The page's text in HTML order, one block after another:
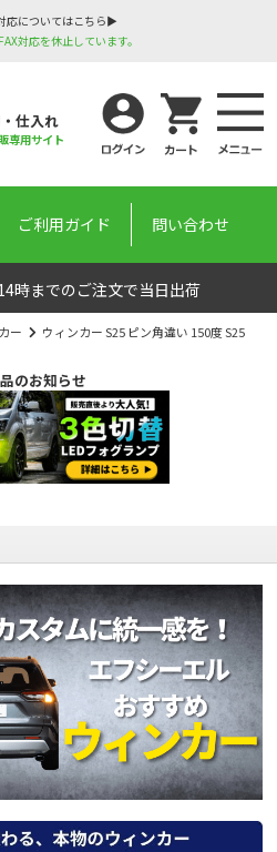
応についてはこちら▶
対応を休止しています。
仕入れ
専用サイト
ご利用ガイド 問い合わせ
時までのご注文で当日出荷
ー ウィンカー S25 ピン角違い 150度 S25
のお知らせ